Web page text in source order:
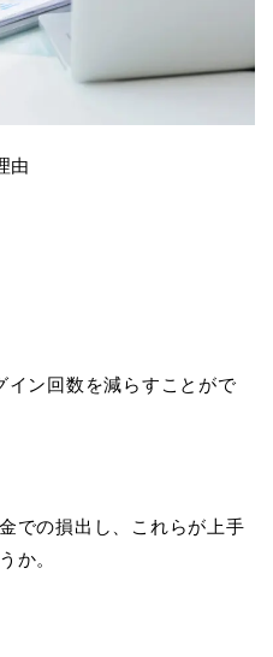
由
イン回数を減らすことがで
での損出し、これらが上手
か。